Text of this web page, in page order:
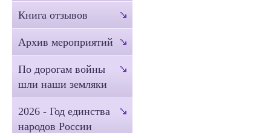
Книга отзывов
Архив мероприятий
По дорогам войны
шли наши земляки
2026 - Год единства
народов России